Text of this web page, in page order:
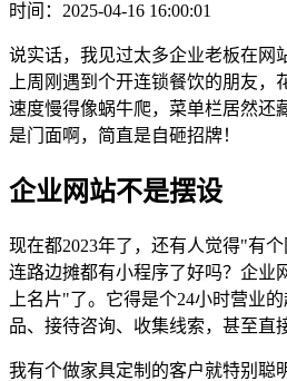
时间：2025-04-16 16:00:01
说实话，我见过太多企业老板在网
上周刚遇到个开连锁餐饮的朋友
速度慢得像蜗牛爬，菜单栏居然还
是门面啊，简直是自砸招牌！
企业网站不是摆设
现在都2023年了，还有人觉得"有
连路边摊都有小程序了好吗？企业
上名片"了。它得是个24小时营业
品、接待咨询、收集线索，甚至直
我有个做家具定制的客户就特别聪